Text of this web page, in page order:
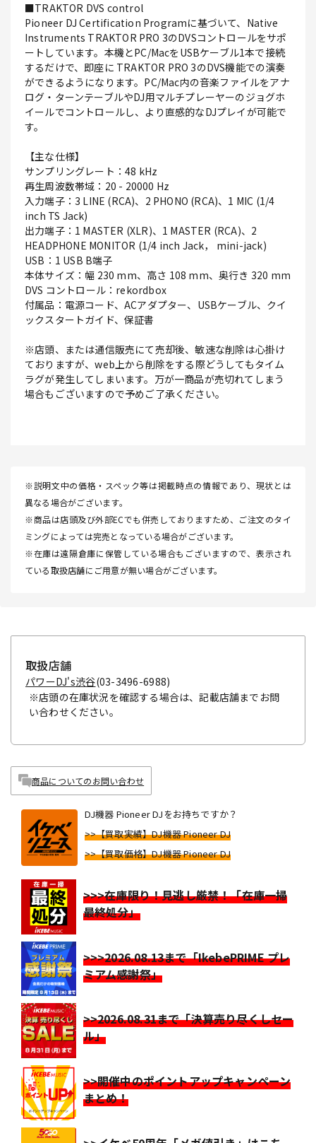
■TRAKTOR DVS control
Pioneer DJ Certification Programに基づいて、Native
Instruments TRAKTOR PRO 3のDVSコントロールをサポ
ートしています。本機とPC/MacをUSBケーブル1本で接続
するだけで、即座に TRAKTOR PRO 3のDVS機能での演奏
ができるようになります。PC/Mac内の音楽ファイルをアナ
ログ・ターンテーブルやDJ用マルチプレーヤーのジョグホ
イールでコントロールし、より直感的なDJプレイが可能で
す。
【主な仕様】
サンプリングレート：48 kHz
再生周波数帯域：20 - 20000 Hz
入力端子：3 LINE (RCA)、2 PHONO (RCA)、1 MIC (1/4
inch TS Jack)
出力端子：1 MASTER (XLR)、1 MASTER (RCA)、2
HEADPHONE MONITOR (1/4 inch Jack， mini-jack)
USB：1 USB B端子
本体サイズ：幅 230 mm、高さ 108 mm、奥行き 320 mm
DVS コントロール：rekordbox
付属品：電源コード、ACアダプター、USBケーブル、クイ
ックスタートガイド、保証書
※店頭、または通信販売にて売却後、敏速な削除は心掛け
ておりますが、web上から削除をする際どうしてもタイム
ラグが発生してしまいます。万が一商品が売切れてしまう
場合もございますので予めご了承ください。
※説明文中の価格・スペック等は掲載時点の情報であり、現状とは
異なる場合がございます。
※商品は店頭及び外部ECでも併売しておりますため、ご注文のタイ
ミングによっては完売となっている場合がございます。
※在庫は遠隔倉庫に保管している場合もございますので、表示され
ている取扱店舗にご用意が無い場合がございます。
取扱店舗
パワーDJ's渋谷(03-3496-6988)
※店頭の在庫状況を確認する場合は、記載店舗までお問
い合わせください。
商品についてのお問い合わせ
DJ機器 Pioneer DJをお持ちですか？
>>【買取実績】DJ機器 Pioneer DJ
>>【買取価格】DJ機器 Pioneer DJ
>>>在庫限り！見逃し厳禁！「在庫一掃
最終処分」
>>>2026.08.13まで「IkebePRIME プレ
ミアム感謝祭」
>>2026.08.31まで「決算売り尽くしセー
ル」
>>開催中のポイントアップキャンペーン
まとめ！